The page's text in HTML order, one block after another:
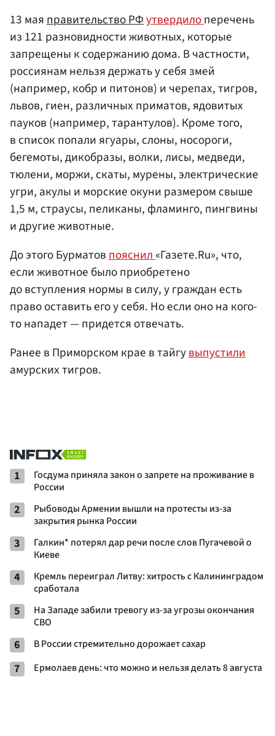
13 мая правительство РФутвердилоперечень
из 121 разновидности животных, которые
запрещены к содержанию дома. В частности,
россиянам нельзя держать у себя змей
(например, кобр и питонов) и черепах, тигров,
львов, гиен, различных приматов, ядовитых
пауков (например, тарантулов). Кроме того,
в список попали ягуары, слоны, носороги,
бегемоты, дикобразы, волки, лисы, медведи,
тюлени, моржи, скаты, мурены, электрические
угри, акулы и морские окуни размером свыше
1,5 м, страусы, пеликаны, фламинго, пингвины
и другие животные.
До этого Бурматовпояснил«Газете.Ru», что,
если животное было приобретено
до вступления нормы в силу, у граждан есть
право оставить его у себя. Но если оно на кого-
то нападет — придется отвечать.
Ранее в Приморском крае в тайгувыпустили
амурских тигров.
1
Госдума приняла закон о запрете на проживание в
России
2
Рыбоводы Армении вышли на протесты из-за
закрытия рынка России
3
Галкин* потерял дар речи после слов Пугачевой о
Киеве
4
Кремль переиграл Литву: хитрость с Калининградом
сработала
5
На Западе забили тревогу из-за угрозы окончания
СВО
6 В России стремительно дорожает сахар
7 Ермолаев день: что можно и нельзя делать 8 августа